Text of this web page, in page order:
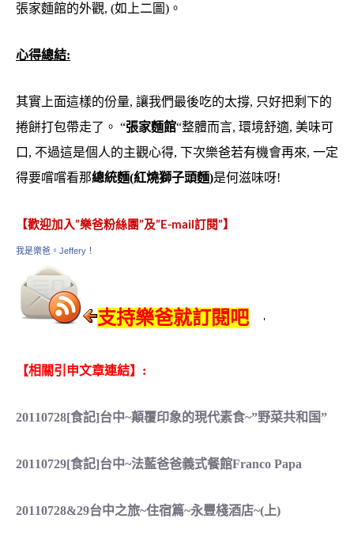
張家麵館的外觀, (如上二圖)。
心得總結:
其實上面這樣的份量, 讓我們最後吃的太撐, 只好把剩下的
捲餅打包帶走了。 “張家麵館“整體而言, 環境舒適, 美味可
口, 不過這是個人的主觀心得, 下次樂爸若有機會再來, 一定
得要嚐嚐看那總統麵(紅燒獅子頭麵)是何滋味呀!
【歡迎加入”樂爸粉絲團”及”E-mail訂閱”】
我是樂爸。Jeffery！
支持樂爸就訂閱吧
【相關引申文章連結】:
20110728[食記]台中~顛覆印象的現代素食~”野菜共和国”
20110729[食記]台中~法藍爸爸義式餐館Franco Papa
20110728&29台中之旅~住宿篇~永豐棧酒店~(上)